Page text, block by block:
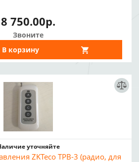
8 750.00р.
Звоните
В корзину
уточняйте
ZKTeco TPB-3 (радио, для